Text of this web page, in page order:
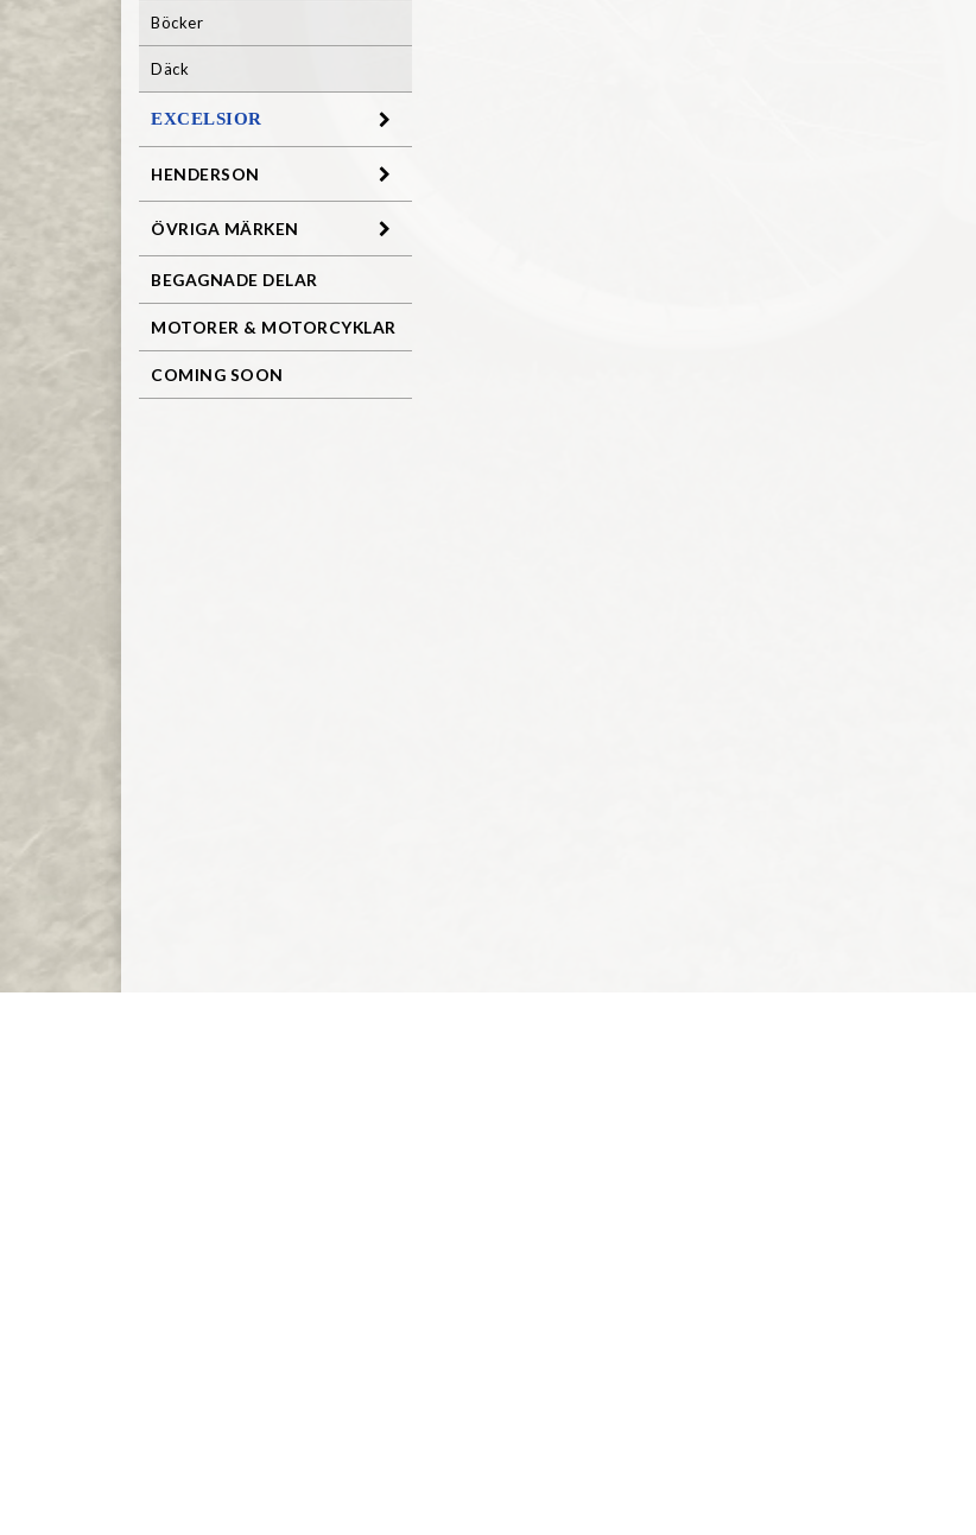
Böcker
Däck
EXCELSIOR
HENDERSON
ÖVRIGA MÄRKEN
BEGAGNADE DELAR
MOTORER & MOTORCYKLAR
COMING SOON